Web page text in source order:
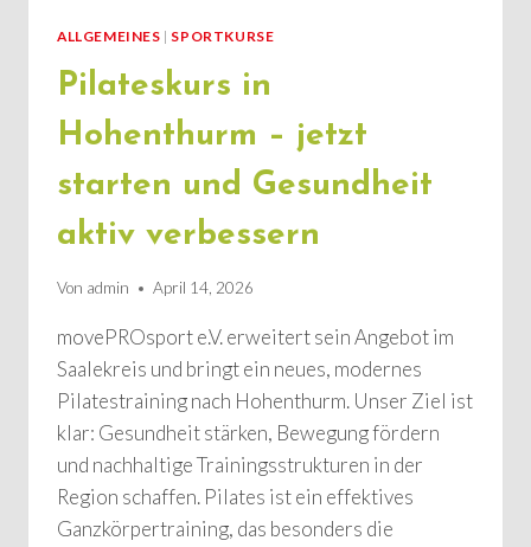
ALLGEMEINES | SPORTKURSE
Pilateskurs in
Hohenthurm – jetzt
starten und Gesundheit
aktiv verbessern
Von admin April 14, 2026
movePROsport e.V. erweitert sein Angebot im
Saalekreis und bringt ein neues, modernes
Pilatestraining nach Hohenthurm. Unser Ziel ist
klar: Gesundheit stärken, Bewegung fördern
und nachhaltige Trainingsstrukturen in der
Region schaffen. Pilates ist ein effektives
Ganzkörpertraining, das besonders die